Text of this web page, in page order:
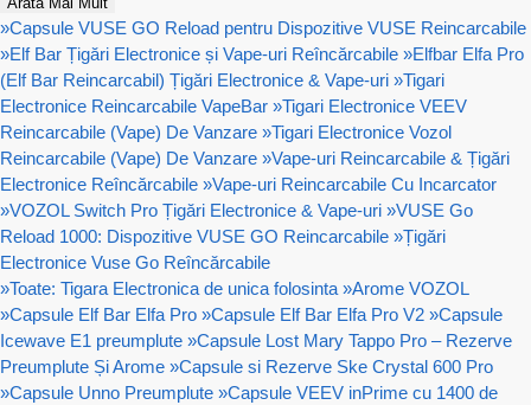
»Capsule VUSE GO Reload pentru Dispozitive VUSE Reincarcabile
»Elf Bar Țigări Electronice și Vape-uri Reîncărcabile »Elfbar Elfa Pro
(Elf Bar Reincarcabil) Țigări Electronice & Vape-uri »Tigari
Electronice Reincarcabile VapeBar »Tigari Electronice VEEV
Reincarcabile (Vape) De Vanzare »Tigari Electronice Vozol
Reincarcabile (Vape) De Vanzare »Vape-uri Reincarcabile & Țigări
Electronice Reîncărcabile »Vape-uri Reincarcabile Cu Incarcator
»VOZOL Switch Pro Țigări Electronice & Vape-uri »VUSE Go
Reload 1000: Dispozitive VUSE GO Reincarcabile »Țigări
Electronice Vuse Go Reîncărcabile
»Toate: Tigara Electronica de unica folosinta »Arome VOZOL
»Capsule Elf Bar Elfa Pro »Capsule Elf Bar Elfa Pro V2 »Capsule
Icewave E1 preumplute »Capsule Lost Mary Tappo Pro – Rezerve
Preumplute Și Arome »Capsule si Rezerve Ske Crystal 600 Pro
»Capsule Unno Preumplute »Capsule VEEV inPrime cu 1400 de